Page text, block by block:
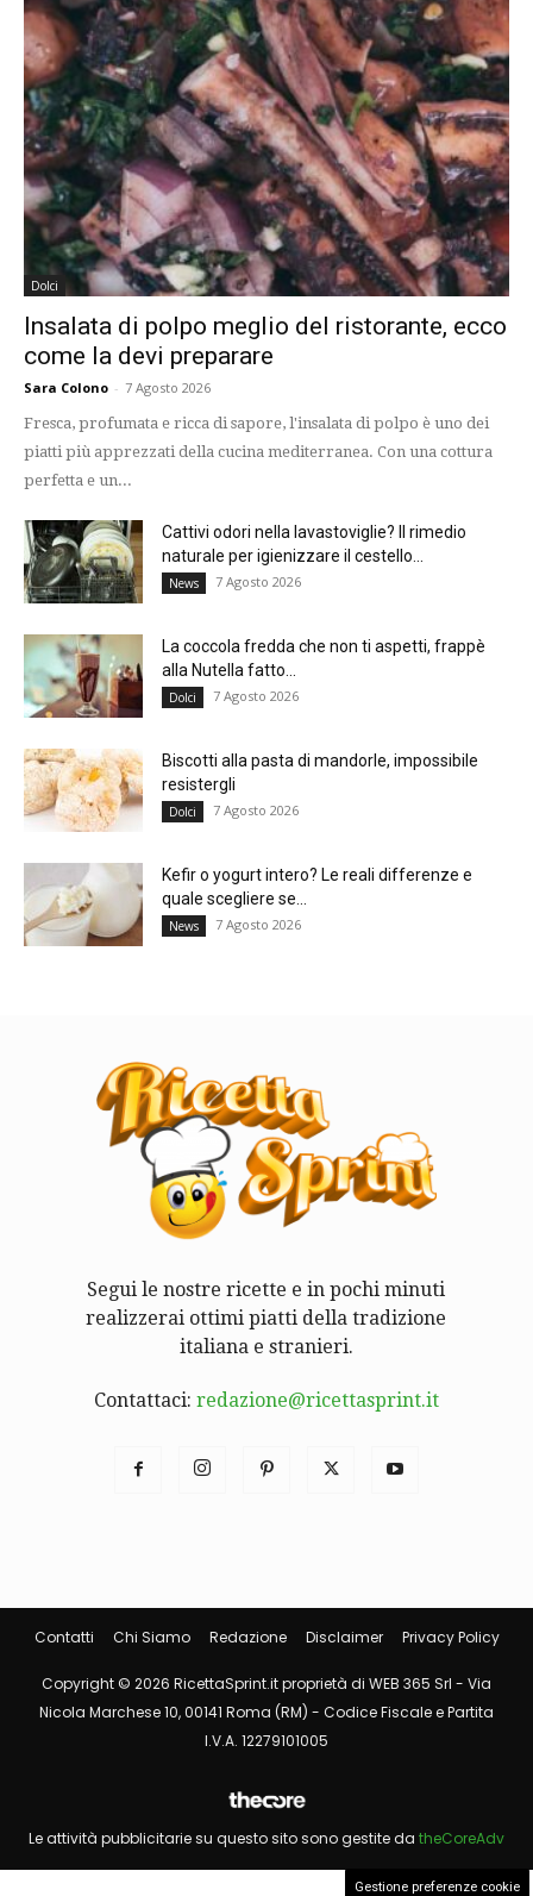
Dolci
Insalata di polpo meglio del ristorante, ecco
come la devi preparare
Sara Colono - 7 Agosto 2026
Fresca, profumata e ricca di sapore, l'insalata di polpo è uno dei
piatti più apprezzati della cucina mediterranea. Con una cottura
perfetta e un...
Cattivi odori nella lavastoviglie? Il rimedio
naturale per igienizzare il cestello...
News 7 Agosto 2026
La coccola fredda che non ti aspetti, frappè
alla Nutella fatto...
Dolci 7 Agosto 2026
Biscotti alla pasta di mandorle, impossibile
resistergli
Dolci 7 Agosto 2026
Kefir o yogurt intero? Le reali differenze e
quale scegliere se...
News 7 Agosto 2026
Segui le nostre ricette e in pochi minuti
realizzerai ottimi piatti della tradizione
italiana e stranieri.
Contattaci: redazione@ricettasprint.it
Contatti Chi Siamo Redazione Disclaimer Privacy Policy
Copyright © 2026 RicettaSprint.it proprietà di WEB 365 Srl - Via
Nicola Marchese 10, 00141 Roma (RM) - Codice Fiscale e Partita
I.V.A. 12279101005
Le attività pubblicitarie su questo sito sono gestite da theCoreAdv
Gestione preferenze cookie